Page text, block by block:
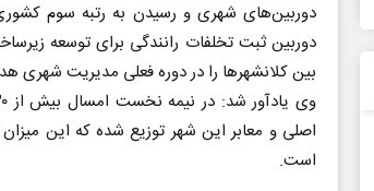
دوربین ثبت تخلفات رانندگی برای توسعه
بین کلانشهرها را در دوره فعلی مدیریت شهری
اصلی و معابر این شهر توزیع شده که این
است.